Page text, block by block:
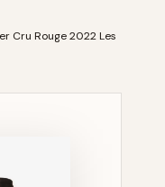
Cru Rouge 2022 Les